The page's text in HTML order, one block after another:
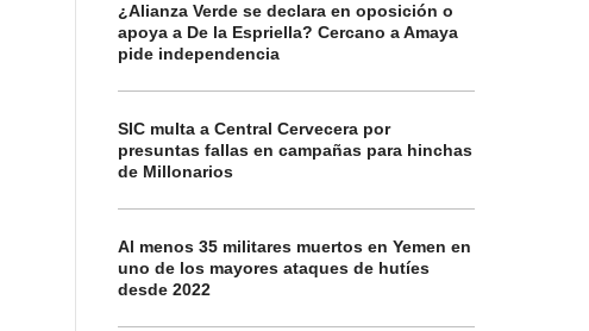
¿Alianza Verde se declara en oposición o
apoya a De la Espriella? Cercano a Amaya
pide independencia
SIC multa a Central Cervecera por
presuntas fallas en campañas para hinchas
de Millonarios
Al menos 35 militares muertos en Yemen en
uno de los mayores ataques de hutíes
desde 2022